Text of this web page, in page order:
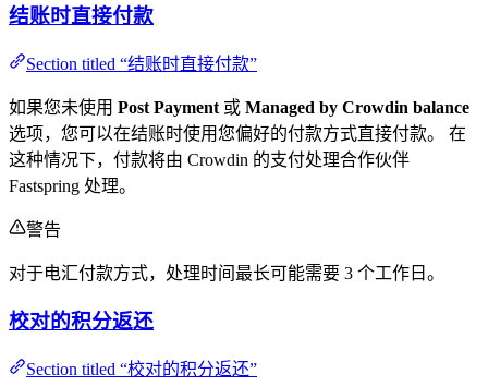
结账时直接付款
Section titled “结账时直接付款”
如果您未使用 Post Payment 或 Managed by Crowdin balance
选项，您可以在结账时使用您偏好的付款方式直接付款。 在
这种情况下，付款将由 Crowdin 的支付处理合作伙伴
Fastspring 处理。
警告
对于电汇付款方式，处理时间最长可能需要 3 个工作日。
校对的积分返还
Section titled “校对的积分返还”